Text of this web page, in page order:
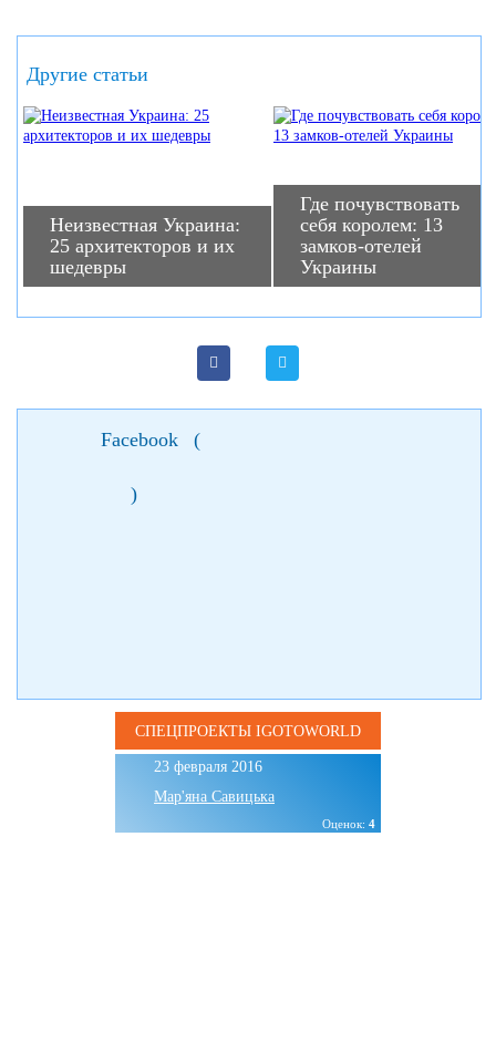
Другие статьи
Неизвестная Украина:
25 архитекторов и их
шедевры
Где почувствовать
себя королем: 13
замков-отелей
Украины
Facebook (
)
СПЕЦПРОЕКТЫ IGOTOWORLD
23 февраля 2016
Мар'яна Савицька
Оценок: 4